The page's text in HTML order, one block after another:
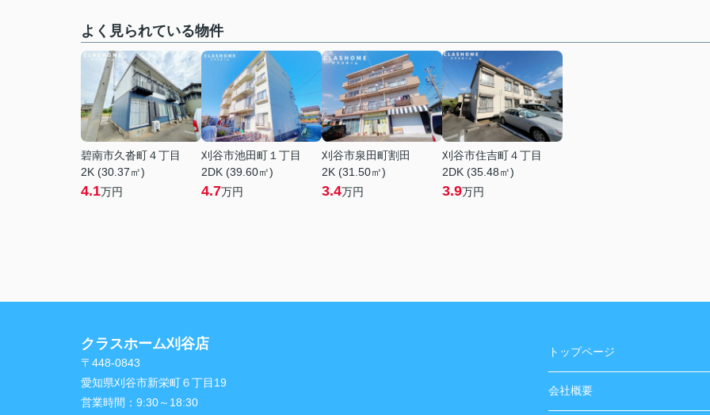
よく見られている物件
碧南市久沓町４丁目
2K (30.37㎡)
4.1万円
刈谷市池田町１丁目
2DK (39.60㎡)
4.7万円
刈谷市泉田町割田
2K (31.50㎡)
3.4万円
刈谷市住吉町４丁目
2DK (35.48㎡)
3.9万円
クラスホーム刈谷店
〒448-0843
愛知県刈谷市新栄町６丁目19
営業時間： 9:30～18:30
トップページ
会社概要